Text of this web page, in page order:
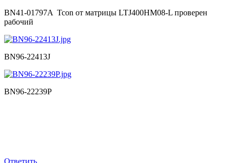
BN41-01797A Tcon от матрицы LTJ400HM08-L проверен
рабочий
BN96-22413J
BN96-22239P
Ответить